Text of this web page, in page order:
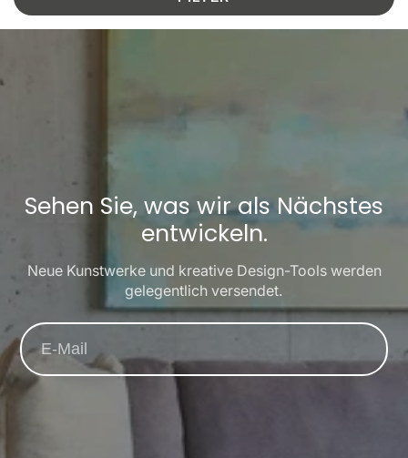
Sehen Sie, was wir als Nächstes
entwickeln.
Neue Kunstwerke und kreative Design-Tools werden
gelegentlich versendet.